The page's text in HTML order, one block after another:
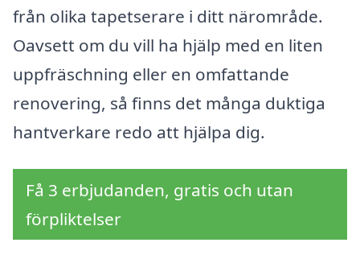
från olika tapetserare i ditt närområde.
Oavsett om du vill ha hjälp med en liten
uppfräschning eller en omfattande
renovering, så finns det många duktiga
hantverkare redo att hjälpa dig.
Få 3 erbjudanden, gratis och utan
förpliktelser